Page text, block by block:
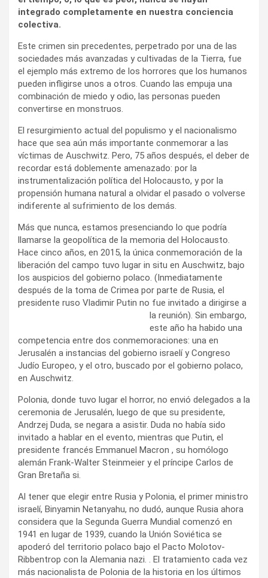
integrado completamente en nuestra conciencia
colectiva.
Este crimen sin precedentes, perpetrado por una de las
sociedades más avanzadas y cultivadas de la Tierra, fue
el ejemplo más extremo de los horrores que los humanos
pueden infligirse unos a otros. Cuando las empuja una
combinación de miedo y odio, las personas pueden
convertirse en monstruos.
El resurgimiento actual del populismo y el nacionalismo
hace que sea aún más importante conmemorar a las
víctimas de Auschwitz. Pero, 75 años después, el deber de
recordar está doblemente amenazado: por la
instrumentalización política del Holocausto, y por la
propensión humana natural a olvidar el pasado o volverse
indiferente al sufrimiento de los demás.
Más que nunca, estamos presenciando lo que podría
llamarse la geopolítica de la memoria del Holocausto.
Hace cinco años, en 2015, la única conmemoración de la
liberación del campo tuvo lugar in situ en Auschwitz, bajo
los auspicios del gobierno polaco. (Inmediatamente
después de la toma de Crimea por parte de Rusia, el
presidente ruso Vladimir Putin no fue invitado a dirigirse a
la reunión). Sin embargo,
este año ha habido una
competencia entre dos conmemoraciones: una en
Jerusalén a instancias del gobierno israelí y Congreso
Judío Europeo, y el otro, buscado por el gobierno polaco,
en Auschwitz.
Polonia, donde tuvo lugar el horror, no envió delegados a la
ceremonia de Jerusalén, luego de que su presidente,
Andrzej Duda, se negara a asistir. Duda no había sido
invitado a hablar en el evento, mientras que Putin, el
presidente francés Emmanuel Macron , su homólogo
alemán Frank-Walter Steinmeier y el príncipe Carlos de
Gran Bretaña si.
Al tener que elegir entre Rusia y Polonia, el primer ministro
israelí, Binyamin Netanyahu, no dudó, aunque Rusia ahora
considera que la Segunda Guerra Mundial comenzó en
1941 en lugar de 1939, cuando la Unión Soviética se
apoderó del territorio polaco bajo el Pacto Molotov-
Ribbentrop con la Alemania nazi. . El tratamiento cada vez
más nacionalista de Polonia de la historia en los últimos